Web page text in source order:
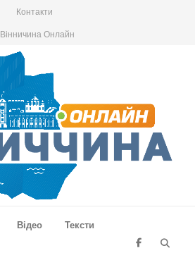
Контакти
Вінничина Онлайн
Відео Тексти